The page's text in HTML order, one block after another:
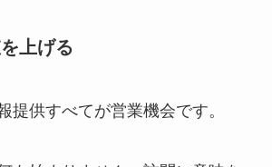
上げる
提供すべてが営業機会です。